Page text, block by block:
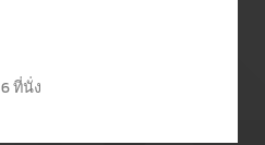
6 ที่นั่ง